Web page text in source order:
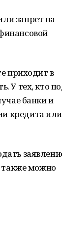
запрет на
приходит в
У тех, кто
банки и
кредита или
также можно